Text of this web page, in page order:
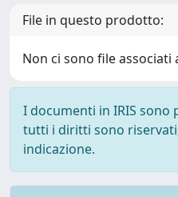
File in questo prodotto:
Non ci sono file
I documenti in IRIS
tutti i diritti sono
indicazione.